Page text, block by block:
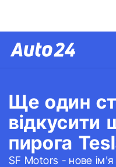
Ще один
відкусити
пирога
SF Motors - нове ім'я